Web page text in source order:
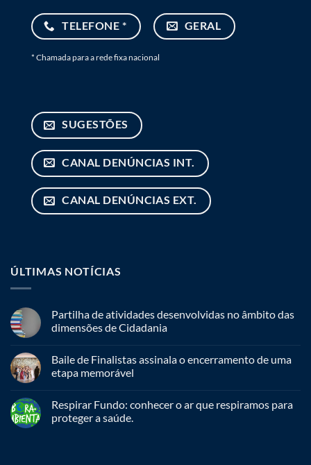
TELEFONE * GERAL
* Chamada para a rede fixa nacional
SUGESTÕES
CANAL DENÚNCIAS INT.
CANAL DENÚNCIAS EXT.
ÚLTIMAS NOTÍCIAS
Partilha de atividades desenvolvidas no âmbito das
dimensões de Cidadania
Baile de Finalistas assinala o encerramento de uma
etapa memorável
Respirar Fundo: conhecer o ar que respiramos para
proteger a saúde.